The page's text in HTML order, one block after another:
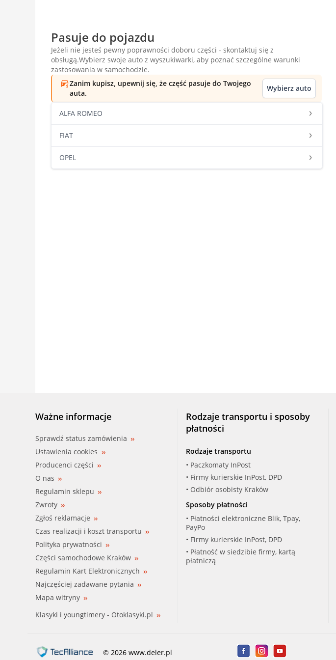
Pasuje do pojazdu
Jeżeli nie jesteś pewny poprawności doboru części - skontaktuj się z
obsługą.Wybierz swoje auto z wyszukiwarki, aby poznać szczególne warunki
zastosowania w samochodzie.
Zanim kupisz, upewnij się, że część pasuje do Twojego
auta.
Wybierz auto
ALFA ROMEO
FIAT
OPEL
Ważne informacje
Sprawdź status zamówienia
Ustawienia cookies
Producenci części
O nas
Regulamin sklepu
Zwroty
Zgłoś reklamacje
Czas realizacji i koszt transportu
Polityka prywatności
Części samochodowe Kraków
Regulamin Kart Elektronicznych
Najczęściej zadawane pytania
Mapa witryny
Klasyki i youngtimery - Otoklasyki.pl
Rodzaje transportu i sposoby
płatności
Rodzaje transportu
• Paczkomaty InPost
• Firmy kurierskie InPost, DPD
• Odbiór osobisty Kraków
Sposoby płatności
• Płatności elektroniczne Blik, Tpay,
PayPo
• Firmy kurierskie InPost, DPD
• Płatność w siedzibie firmy, kartą
płatniczą
© 2026 www.deler.pl